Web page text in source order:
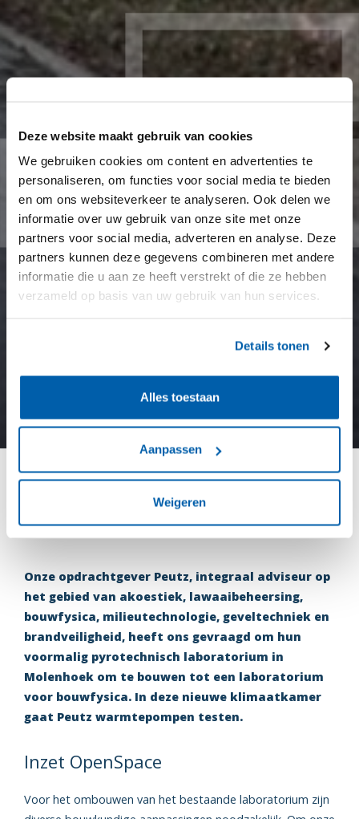
Deze website maakt gebruik van cookies
We gebruiken cookies om content en advertenties te
personaliseren, om functies voor social media te bieden
en om ons websiteverkeer te analyseren. Ook delen we
informatie over uw gebruik van onze site met onze
partners voor social media, adverteren en analyse. Deze
partners kunnen deze gegevens combineren met andere
informatie die u aan ze heeft verstrekt of die ze hebben
verzameld op basis van uw gebruik van hun services.
Details tonen
Alles toestaan
Aanpassen
Weigeren
Ombouw bestaand
laboratorium
Onze opdrachtgever Peutz, integraal adviseur op
het gebied van akoestiek, lawaaibeheersing,
bouwfysica, milieutechnologie, geveltechniek en
brandveiligheid, heeft ons gevraagd om hun
voormalig pyrotechnisch laboratorium in
Molenhoek om te bouwen tot een laboratorium
voor bouwfysica. In deze nieuwe klimaatkamer
gaat Peutz warmtepompen testen.
Inzet OpenSpace
Voor het ombouwen van het bestaande laboratorium zijn